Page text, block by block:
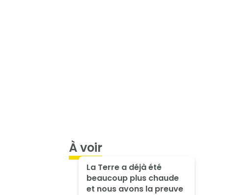
À voir
La Terre a déjà été
beaucoup plus chaude
et nous avons la preuve